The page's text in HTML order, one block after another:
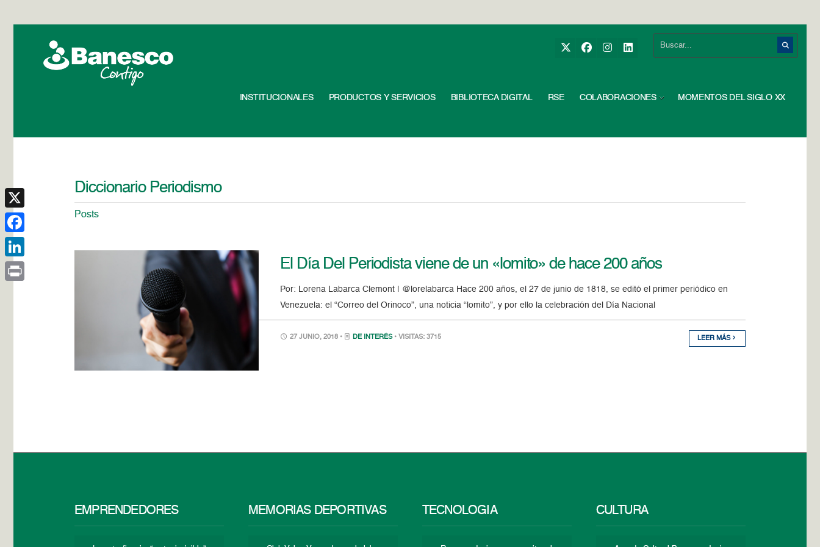
INSTITUCIONALES PRODUCTOS Y SERVICIOS BIBLIOTECA DIGITAL RSE COLABORACIONES MOMENTOS DEL SIGLO XX
Diccionario Periodismo
Posts
El Día Del Periodista viene de un «lomito» de hace 200 años
Por: Lorena Labarca Clemont | @lorelabarca Hace 200 años, el 27 de junio de 1818, se editó el primer periódico en
Venezuela: el “Correo del Orinoco”, una noticia “lomito”, y por ello la celebración del Día Nacional
27 JUNIO, 2018 • DE INTERÉS • VISITAS: 3715 LEER MÁS
EMPRENDEDORES MEMORIAS DEPORTIVAS TECNOLOGÍA CULTURA
X
Facebook
LinkedIn